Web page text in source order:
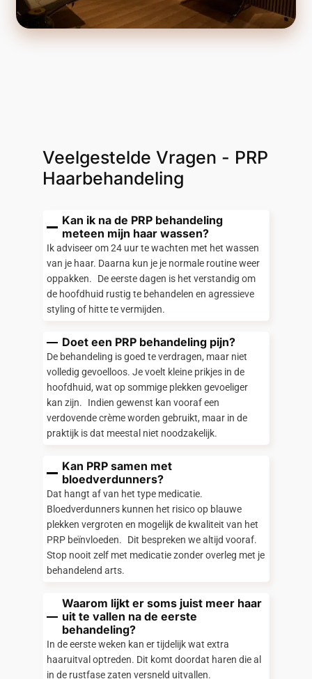
Veelgestelde Vragen - PRP
Haarbehandeling
Kan ik na de PRP behandeling
meteen mijn haar wassen?
Ik adviseer om 24 uur te wachten met het wassen
van je haar. Daarna kun je je normale routine weer
oppakken. De eerste dagen is het verstandig om
de hoofdhuid rustig te behandelen en agressieve
styling of hitte te vermijden.
Doet een PRP behandeling pijn?
De behandeling is goed te verdragen, maar niet
volledig gevoelloos. Je voelt kleine prikjes in de
hoofdhuid, wat op sommige plekken gevoeliger
kan zijn. Indien gewenst kan vooraf een
verdovende crème worden gebruikt, maar in de
praktijk is dat meestal niet noodzakelijk.
Kan PRP samen met
bloedverdunners?
Dat hangt af van het type medicatie.
Bloedverdunners kunnen het risico op blauwe
plekken vergroten en mogelijk de kwaliteit van het
PRP beïnvloeden. Dit bespreken we altijd vooraf.
Stop nooit zelf met medicatie zonder overleg met je
behandelend arts.
Waarom lijkt er soms juist meer haar
uit te vallen na de eerste
behandeling?
In de eerste weken kan er tijdelijk wat extra
haaruitval optreden. Dit komt doordat haren die al
in de rustfase zaten versneld uitvallen.